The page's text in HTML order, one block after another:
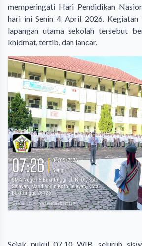
memperingati Hari Pendidikan
hari ini Senin 4 April 2026. Kegiatan
lapangan utama sekolah tersebut
khidmat, tertib, dan lancar.
Sejak pukul 07.10 WIB, seluruh